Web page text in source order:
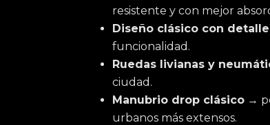
resistente y con mejor
Diseño clásico con
funcionalidad.
Ruedas livianas y
ciudad.
Manubrio drop clásico →
urbanos más extensos.